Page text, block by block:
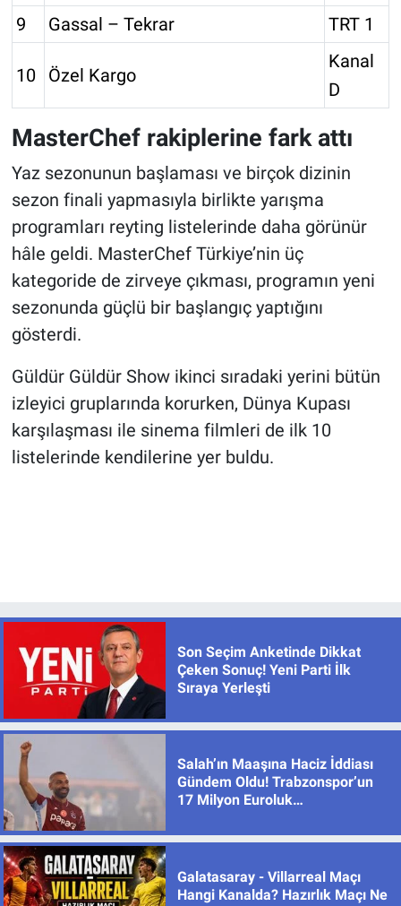
9
Gassal – Tekrar TRT 1
10 Özel Kargo
Kanal
D
MasterChef rakiplerine fark attı
Yaz sezonunun başlaması ve birçok dizinin
sezon finali yapmasıyla birlikte yarışma
programları reyting listelerinde daha görünür
hâle geldi. MasterChef Türkiye’nin üç
kategoride de zirveye çıkması, programın yeni
sezonunda güçlü bir başlangıç yaptığını
gösterdi.
Güldür Güldür Show ikinci sıradaki yerini bütün
izleyici gruplarında korurken, Dünya Kupası
karşılaşması ile sinema filmleri de ilk 10
listelerinde kendilerine yer buldu.
Son Seçim Anketinde Dikkat
Çeken Sonuç! Yeni Parti İlk
Sıraya Yerleşti
Salah’ın Maaşına Haciz İddiası
Gündem Oldu! Trabzonspor’un
17 Milyon Euroluk
Galatasaray - Villarreal Maçı
Hangi Kanalda? Hazırlık Maçı Ne